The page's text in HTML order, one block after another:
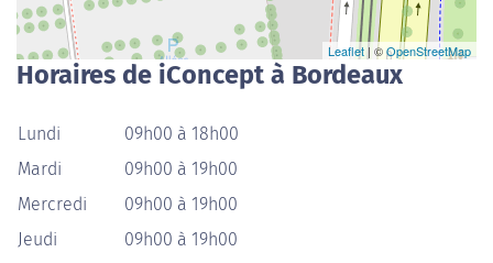
Leaflet | ©OpenStreetMap
Horaires de iConcept à Bordeaux
Lundi
09h00 à 18h00
Mardi
09h00 à 19h00
Mercredi
09h00 à 19h00
Jeudi
09h00 à 19h00